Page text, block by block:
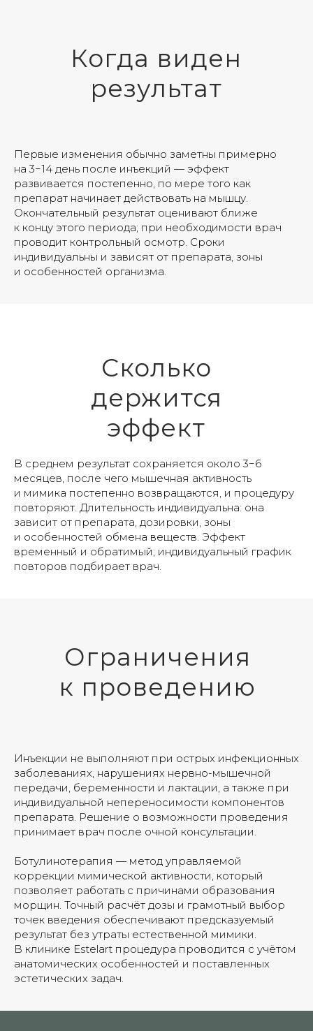
Когда виден
результат
Первые изменения обычно заметны примерно
на 3−14 день после инъекций — эффект
развивается постепенно, по мере того как
препарат начинает действовать на мышцу.
Окончательный результат оценивают ближе
к концу этого периода; при необходимости врач
проводит контрольный осмотр. Сроки
индивидуальны и зависят от препарата, зоны
и особенностей организма.
Сколько
держится
эффект
В среднем результат сохраняется около 3−6
месяцев, после чего мышечная активность
и мимика постепенно возвращаются, и процедуру
повторяют. Длительность индивидуальна: она
зависит от препарата, дозировки, зоны
и особенностей обмена веществ. Эффект
временный и обратимый; индивидуальный график
повторов подбирает врач.
Ограничения
к проведению
Инъекции не выполняют при острых инфекционных
заболеваниях, нарушениях нервно-мышечной
передачи, беременности и лактации, а также при
индивидуальной непереносимости компонентов
препарата. Решение о возможности проведения
принимает врач после очной консультации.
Ботулинотерапия — метод управляемой
коррекции мимической активности, который
позволяет работать с причинами образования
морщин. Точный расчёт дозы и грамотный выбор
точек введения обеспечивают предсказуемый
результат без утраты естественной мимики.
В клинике Estelart процедура проводится с учётом
анатомических особенностей и поставленных
эстетических задач.